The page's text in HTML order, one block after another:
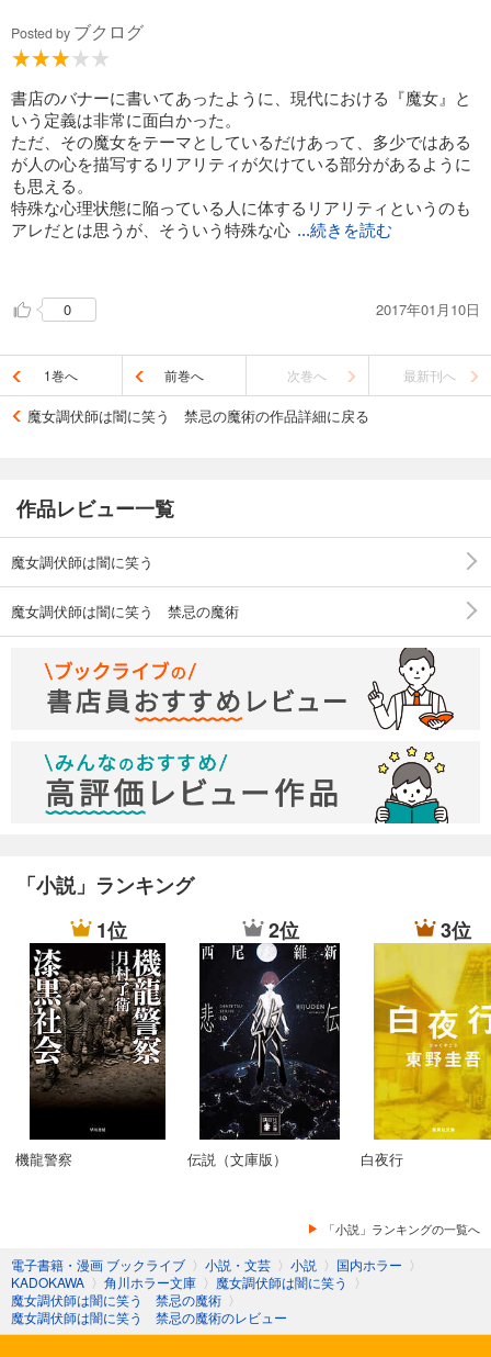
Posted by ブクログ
書店のバナーに書いてあったように、現代における『魔女』と
いう定義は非常に面白かった。
ただ、その魔女をテーマとしているだけあって、多少ではある
が人の心を描写するリアリティが欠けている部分があるように
も思える。
特殊な心理状態に陥っている人に体するリアリティというのも
アレだとは思うが、そういう特殊な心 ...続きを読む
うか、『宗教』という文化的なバックボーンで一括りにされて
しまう。
化)なんか、モロにその影響を被っててあまり感情移入ができな
い分、心が揺さぶられることも無い。
そういう軽いミステリーとしてはぼちぼちの出来かな。
0 2017年01月10日
1巻へ 前巻へ 次巻へ 最新刊へ
魔女調伏師は闇に笑う 禁忌の魔術の作品詳細に戻る
作品レビュー一覧
魔女調伏師は闇に笑う
魔女調伏師は闇に笑う 禁忌の魔術
「小説」ランキング
1位
機龍警察
2位
伝説（文庫版）
3位
白夜行
「小説」ランキングの一覧へ
電子書籍・漫画 ブックライブ 〉 小説・文芸 〉 小説 〉 国内ホラー 〉
KADOKAWA 〉 角川ホラー文庫 〉 魔女調伏師は闇に笑う
〉
魔女調伏師は闇に笑う 禁忌の魔術 〉
魔女調伏師は闇に笑う 禁忌の魔術のレビュー